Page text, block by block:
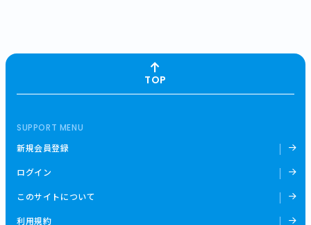
TOP
SUPPORT MENU
新規会員登録
ログイン
このサイトについて
利用規約